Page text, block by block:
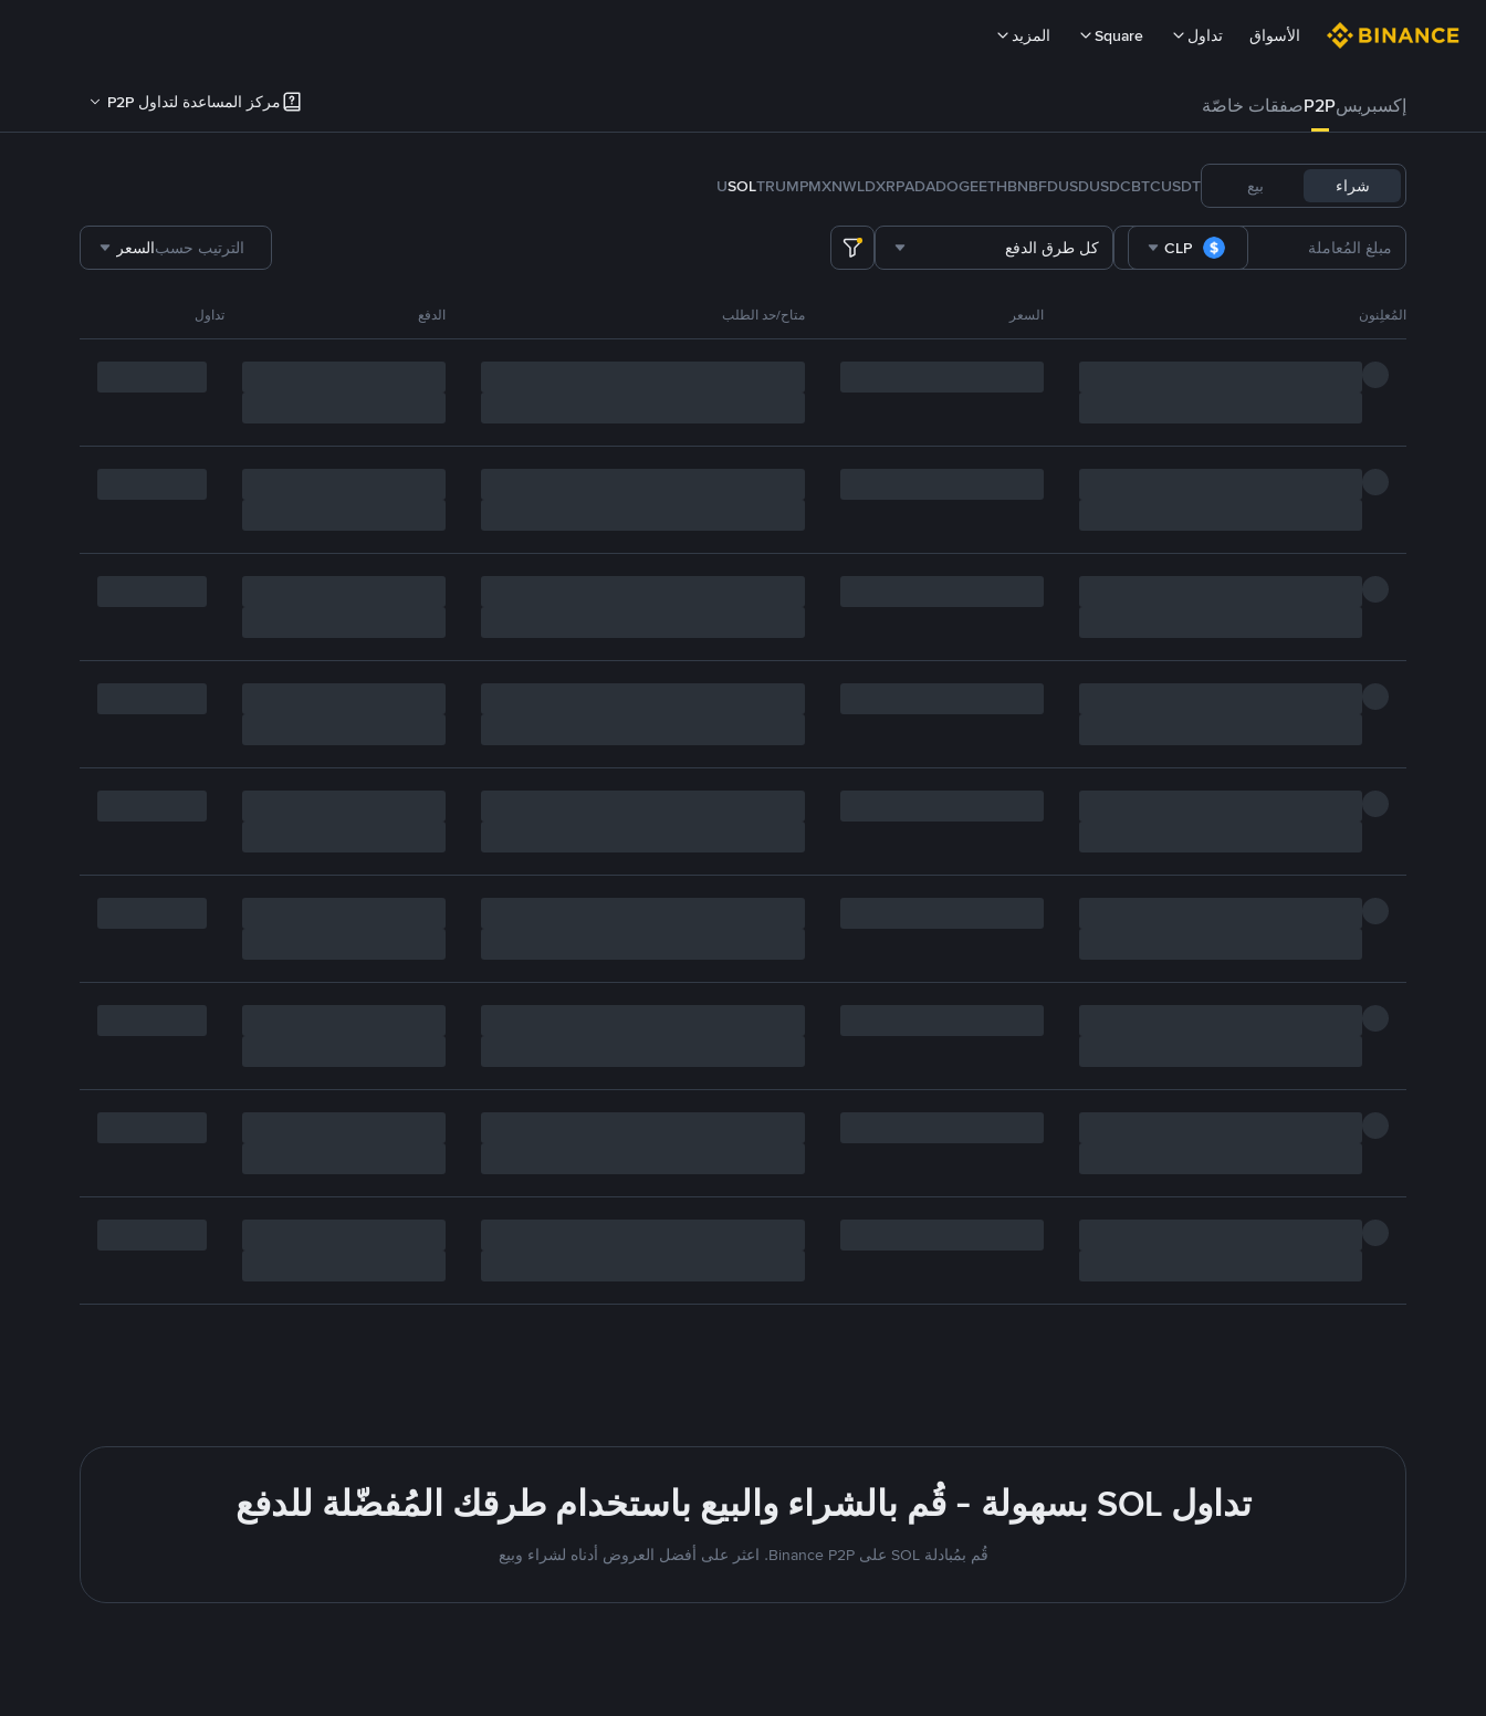
الأسواق تداول Square المزيد
إكسبريسP2Pصفقات خاصّة مركز المساعدة لتداول P2P
شراء بيع USDT
BTC
USDC
FDUSD
BNB
ETH
DOGE
ADA
XRP
WLD
MXN
TRUMP
SOL
U
CLP كل طرق الدفع الترتيب حسبالسعر
المُعلِنون السعر متاح/حد الطلب الدفع تداول
تداول SOL بسهولة - قُم بالشراء والبيع باستخدام طرقك المُفضّلة للدفع
قُم بمُبادلة SOL على Binance P2P. اعثر على أفضل العروض أدناه لشراء وبيع